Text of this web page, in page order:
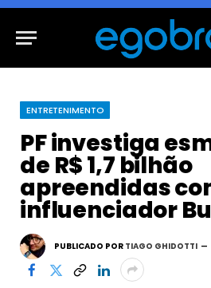
ENTRETENIMENTO
PF investiga
de R$ 1,7 bilhão
apreendidas
influenciador
PUBLICADO POR TIAGO GHIDOTTI